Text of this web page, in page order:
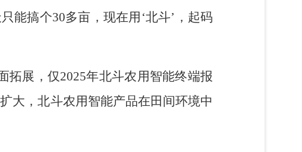
能搞个30多亩，现在用‘北斗’，起码
拓展，仅2025年北斗农用智能终端报
大，北斗农用智能产品在田间环境中